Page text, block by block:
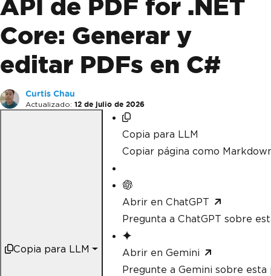
API de PDF for .NET
Core: Generar y
editar PDFs en C#
Curtis Chau
Actualizado: 12 de julio de 2026
Copia para LLM
Copia para LLM
Copiar página como
Abrir en ChatGPT
Pregunta a ChatGPT sobre
Abrir en Gemini
Pregunte a Gemini sobre esta